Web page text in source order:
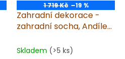
1 719 Kč –19 %
Zahradní dekorace -
zahradní socha, Andílek
pískovec
Skladem (>5 ks)